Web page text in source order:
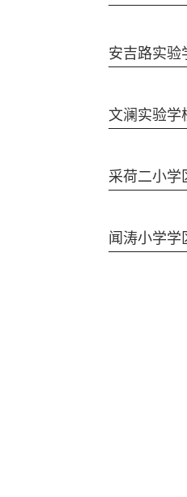
安吉路实验
文澜实验学
采荷二小学
闻涛小学学